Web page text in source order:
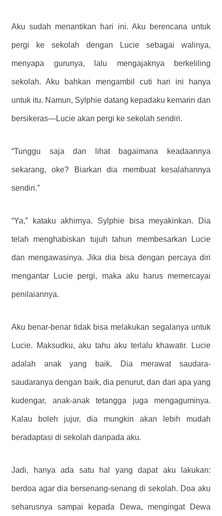
Aku sudah menantikan hari ini. Aku berencana untuk
pergi ke sekolah dengan Lucie sebagai walinya,
menyapa gurunya, lalu mengajaknya berkeliling
sekolah. Aku bahkan mengambil cuti hari ini hanya
untuk itu. Namun, Sylphie datang kepadaku kemarin dan
bersikeras—Lucie akan pergi ke sekolah sendiri.
“Tunggu saja dan lihat bagaimana keadaannya
sekarang, oke? Biarkan dia membuat kesalahannya
sendiri.”
“Ya,” kataku akhirnya. Sylphie bisa meyakinkan. Dia
telah menghabiskan tujuh tahun membesarkan Lucie
dan mengawasinya. Jika dia bisa dengan percaya diri
mengantar Lucie pergi, maka aku harus memercayai
penilaiannya.
Aku benar-benar tidak bisa melakukan segalanya untuk
Lucie. Maksudku, aku tahu aku terlalu khawatir. Lucie
adalah anak yang baik. Dia merawat saudara-
saudaranya dengan baik, dia penurut, dan dari apa yang
kudengar, anak-anak tetangga juga mengaguminya.
Kalau boleh jujur, dia mungkin akan lebih mudah
beradaptasi di sekolah daripada aku.
Jadi, hanya ada satu hal yang dapat aku lakukan:
berdoa agar dia bersenang-senang di sekolah. Doa aku
seharusnya sampai kepada Dewa, mengingat Dewa